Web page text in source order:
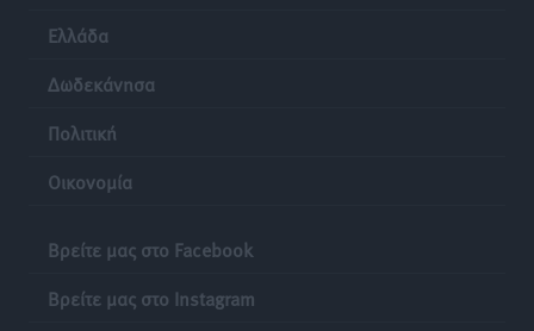
Ελλάδα
Δωδεκάνησα
Πολιτική
Οικονομία
Βρείτε μας στο Facebook
Βρείτε μας στο Instagram